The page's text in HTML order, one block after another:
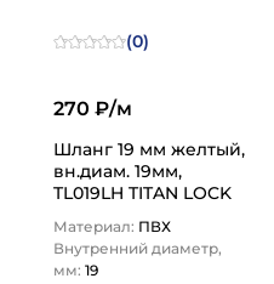
(0)
270 ₽/м
Шланг 19 мм желтый,
вн.диам. 19мм,
TL019LH TITAN LOCK
Материал: ПВХ
Внутренний диаметр,
мм: 19